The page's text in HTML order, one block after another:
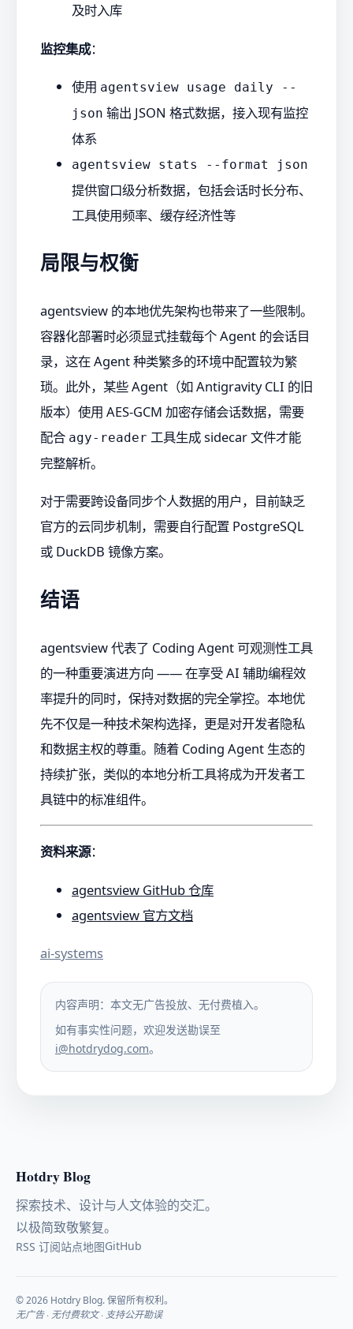
及时入库
监控集成：
使用 agentsview usage daily --
json 输出 JSON 格式数据，接入现有监控
体系
agentsview stats --format json
提供窗口级分析数据，包括会话时长分布、
工具使用频率、缓存经济性等
局限与权衡
agentsview 的本地优先架构也带来了一些限制。
容器化部署时必须显式挂载每个 Agent 的会话目
录，这在 Agent 种类繁多的环境中配置较为繁
琐。此外，某些 Agent（如 Antigravity CLI 的旧
版本）使用 AES-GCM 加密存储会话数据，需要
配合 agy-reader 工具生成 sidecar 文件才能
完整解析。
对于需要跨设备同步个人数据的用户，目前缺乏
官方的云同步机制，需要自行配置 PostgreSQL
或 DuckDB 镜像方案。
结语
agentsview 代表了 Coding Agent 可观测性工具
的一种重要演进方向 —— 在享受 AI 辅助编程效
率提升的同时，保持对数据的完全掌控。本地优
先不仅是一种技术架构选择，更是对开发者隐私
和数据主权的尊重。随着 Coding Agent 生态的
持续扩张，类似的本地分析工具将成为开发者工
具链中的标准组件。
资料来源：
agentsview GitHub 仓库
agentsview 官方文档
ai-systems
内容声明：本文无广告投放、无付费植入。
如有事实性问题，欢迎发送勘误至
i@hotdrydog.com。
Hotdry Blog
探索技术、设计与人文体验的交汇。
以极简致敬繁复。
RSS 订阅站点地图GitHub
© 2026 Hotdry Blog. 保留所有权利。
无广告 · 无付费软文 · 支持公开勘误